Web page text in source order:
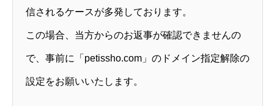
信されるケースが多発しております。
この場合、当方からのお返事が確認できませんの
で、事前に「petissho.com」のドメイン指定解除の
設定をお願いいたします。